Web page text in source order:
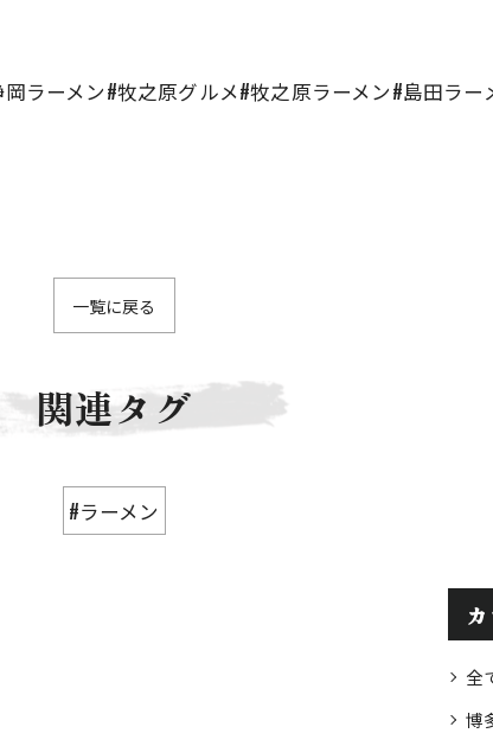
ラーメン#牧之原グルメ#牧之原ラーメン#島田ラ
一覧に戻る
関連タグ
#ラーメン
全
博